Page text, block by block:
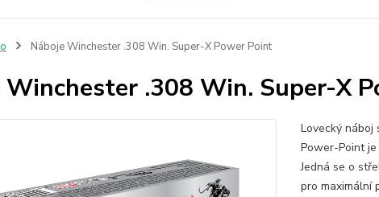
Náboje Winchester .308 Win. Super-X Power Point
Winchester .308 Win. Super-X
Lovecký náboj
Power-Point
Jedná se o
pro maximální